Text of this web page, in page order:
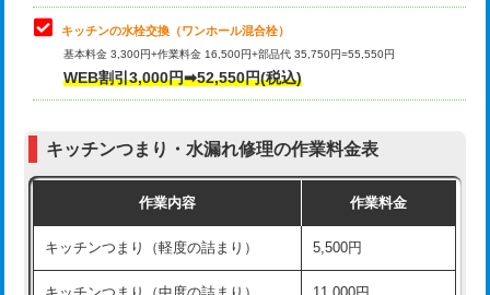
用（追加）/3ｍ超え)
給水管工事※（ライニング鋼管・銅
管・ポリ管・HT管使用/3ｍまで)
44,000円
管・ポリ管・HT管使用/3ｍ超え)
排水管工事（土の掘削・埋め戻し作
11,000円~
排水管工事（排水管工事/3ｍまで） 55,000円
お風呂タンク脱着
その他部品の脱着
式・ワンホール）)
キッチンの水栓交換（ワンホール混合栓）
基本料金 3,300円+作業料金 16,500円+部品代 35,750円=55,550円
WEB割引3,000円➡52,550円(税込)
キッチンつまり・水漏れ修理の作業料金表
作業内容 作業料金
キッチンつまり（軽度の詰まり） 5,500円